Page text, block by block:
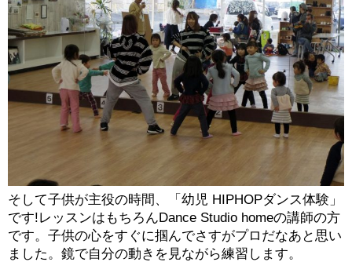
そして子供が主役の時間、「幼児 HIPHOPダンス体験」
です!レッスンはもちろんDance Studio homeの講師の方
です。子供の心をすぐに掴んでさすがプロだなあと思い
ました。鏡で自分の動きを見ながら練習します。